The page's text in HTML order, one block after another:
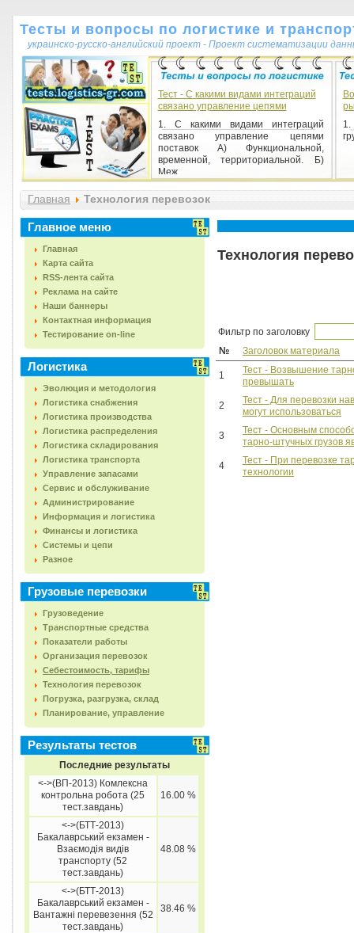
Тесты и вопросы по логистике и
украинско-русско-английский проект - Проект систематизации
Тест - С какими видами интеграций
связано управление цепями
1. С какими видами интеграций
связано управление цепями
поставок А) Функциональной,
временной, территориальной. Б)
Меж...
Главная Технология перевозок
Главное меню
Главная
Карта сайта
RSS-лента сайта
Реклама на сайте
Наши баннеры
Контактная информация
Тестирование on-line
Логистика
Эволюция и методология
Логистика снабжения
Логистика производства
Логистика распределения
Логистика складирования
Логистика транспорта
Управление запасами
Сервис и обслуживание
Администрирование
Информация и логистика
Финансы и логистика
Системы и цепи
Разное
Грузовые перевозки
Грузоведение
Транспортные средства
Показатели работы
Организация перевозок
Себестоимость, тарифы
Технология перевозок
Погрузка, разгрузка, склад
Планирование, управление
Результаты тестов
Последние результаты
<->(ВП-2013) Комлексна
контрольна робота (25
тест.завдань)
16.00 %
<->(БТТ-2013)
Бакалаврський екзамен -
Взаємодія видів
транспорту (52
тест.завдань)
48.08 %
<->(БТТ-2013)
Бакалаврський екзамен -
Вантажні перевезення (52
тест.завдань)
38.46 %
Технология
Фильтр по заголовку
№
Заголовок материала
1
Тест - Возвышение
превышать
2
Тест - Для перевозки
могут использоваться
3
Тест - Основным
тарно-штучных грузов
4
Тест - При перевозке
технологии